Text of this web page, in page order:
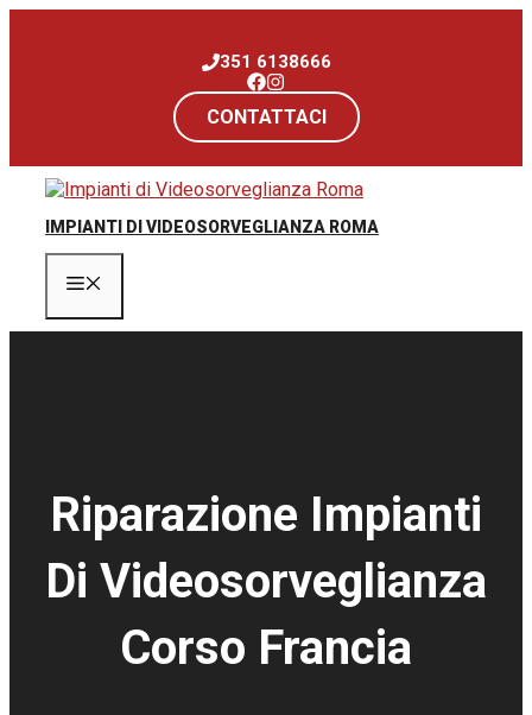
351 6138666
CONTATTACI
IMPIANTI DI VIDEOSORVEGLIANZA ROMA
Riparazione Impianti
Di Videosorveglianza
Corso Francia